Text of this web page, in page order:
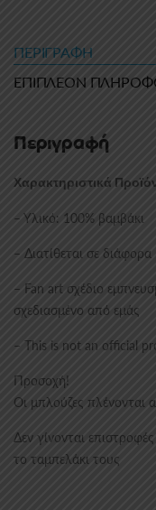
ΠΕΡΙΓΡΑΦΉ
ΕΠΙΠΛΈΟΝ
Περιγραφή
Χαρακτηριστικά
– Υλικό: 100% βαμβάκι
– Διατίθεται σε διάφορα
– Fan art σχέδιο
σχεδιασμένο από εμάς
– This is not an official
Προσοχή!
Οι μπλούζες
Δεν γίνονται
το ταμπελάκι τους